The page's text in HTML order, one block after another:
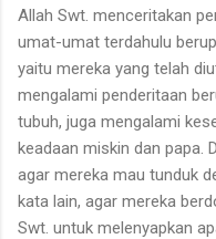
Allah Swt. menceritakan
umat-umat terdahulu
yaitu mereka yang telah
mengalami penderitaan
tubuh, juga mengalami
keadaan miskin dan papa.
agar mereka mau tunduk
kata lain, agar mereka
Swt. untuk melenyapkan